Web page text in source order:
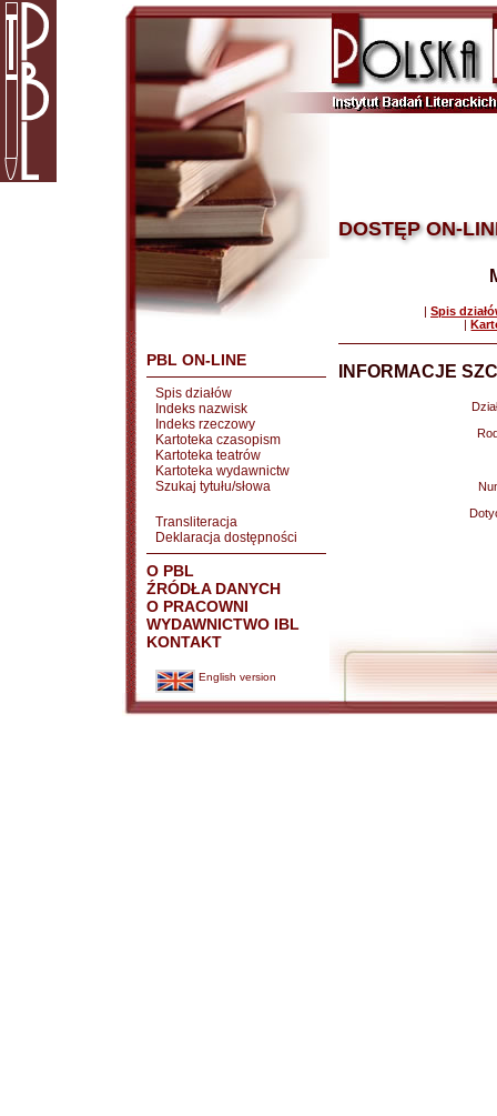
PBL ON-LINE
Spis działów
Indeks nazwisk
Indeks rzeczowy
Kartoteka czasopism
Kartoteka teatrów
Kartoteka wydawnictw
Szukaj tytułu/słowa
Transliteracja
Deklaracja dostępności
O PBL
ŹRÓDŁA DANYCH
O PRACOWNI
WYDAWNICTWO IBL
KONTAKT
English version
DOSTĘP ON-
| Spis
|
INFORMACJE